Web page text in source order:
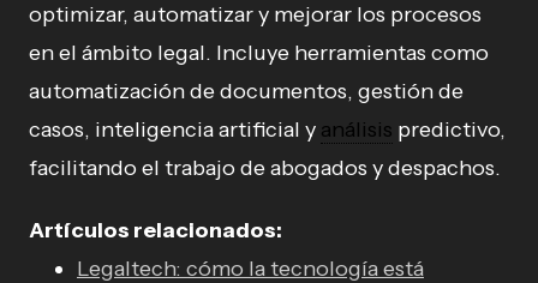
optimizar, automatizar y mejorar los procesos
en el ámbito legal. Incluye herramientas como
automatización de documentos, gestión de
casos, inteligencia artificial y análisis predictivo,
facilitando el trabajo de abogados y despachos.
Artículos relacionados:
Legaltech: cómo la tecnología está